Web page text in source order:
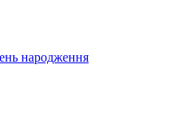
народження